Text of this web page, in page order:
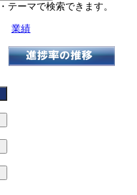
ーマで検索できます。
業績